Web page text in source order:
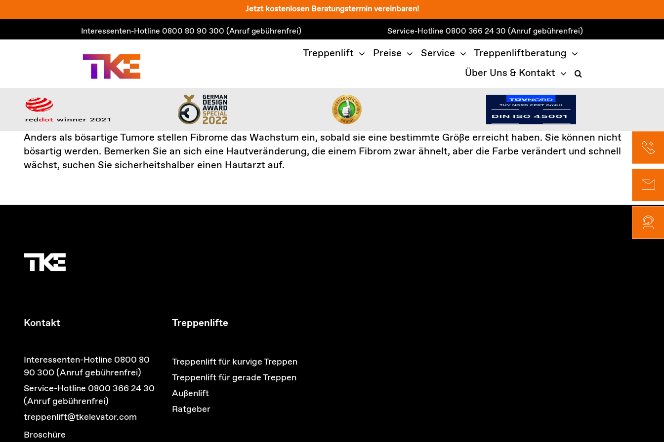
Inhalt
Jetzt kostenlosen Beratungstermin vereinbaren!
Interessenten-Hotline 0800 80 90 300 (Anruf gebührenfrei) Service-Hotline0800 366 24 30 (Anruf gebührenfrei)
Treppenlift Preise Service
Treppenliftberatung
Über Uns & Kontakt
Anders als bösartige Tumore stellen Fibrome das Wachstum ein, sobald sie eine bestimmte Größe erreicht haben. Sie können nicht
bösartig werden. Bemerken Sie an sich eine Hautveränderung, die einem Fibrom zwar ähnelt, aber die Farbe verändert und schnell
wächst, suchen Sie sicherheitshalber einen Hautarzt auf.
Kontakt
Interessenten-Hotline 0800 80
90 300 (Anruf gebührenfrei)
Service-Hotline 0800 366 24 30
(Anruf gebührenfrei)
treppenlift@tkelevator.com
Broschüre
Treppenlifte
Treppenlift für kurvige Treppen
Treppenlift für gerade Treppen
Außenlift
Ratgeber